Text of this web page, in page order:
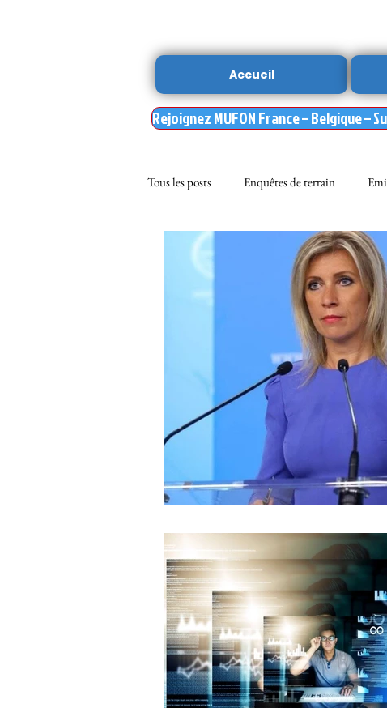
Accueil
Rejoignez MUFON France – Belgique
Tous les posts Enquêtes de terrain
sciences NOUVELLE DU MUFON
enqueteur MUFON
journal d'un enquêteur Magazine
Surveillance du ciel Wall Street Journal